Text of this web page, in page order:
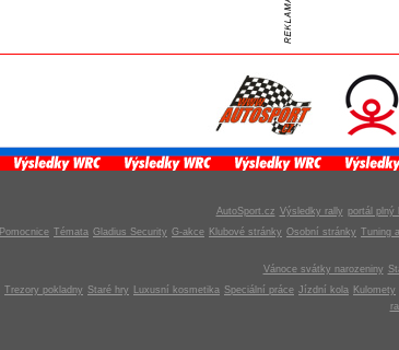
AutoSport.cz Výsledky rally portál plný
Pomocnice Témata Gladius Security G-akce Klubové stránky Osobní stránky Tuning
Vánoce svátky narozeniny
Trezory pokladny Staré hry Luxusní kosmetika Speciální práce Jízdní kola Kulomety